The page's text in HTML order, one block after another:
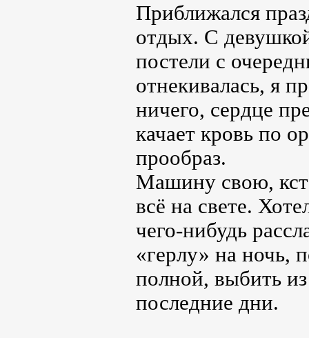
Приближался
отдых. С девушкой
постели с
отнекивалась, я
ничего, сердце
качает кровь по
прообраз.
Машину свою,
всё на свете.
чего-нибудь
«герлу» на ночь,
полной, выбить
последние дни.